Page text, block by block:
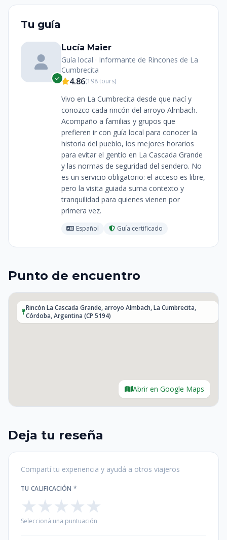
Tu guía
Lucía Maier
Guía local · Informante de Rincones de La
Cumbrecita
4.86(198 tours)
Vivo en La Cumbrecita desde que nací y
conozco cada rincón del arroyo Almbach.
Acompaño a familias y grupos que
prefieren ir con guía local para conocer la
historia del pueblo, los mejores horarios
para evitar el gentío en La Cascada Grande
y las normas de seguridad del sendero. No
es un servicio obligatorio: el acceso es libre,
pero la visita guiada suma contexto y
tranquilidad para quienes vienen por
primera vez.
Español Guía certificado
Punto de encuentro
Rincón La Cascada Grande, arroyo Almbach, La Cumbrecita,
Córdoba, Argentina (CP 5194)
Abrir en Google Maps
Deja tu reseña
Compartí tu experiencia y ayudá a otros viajeros
TU CALIFICACIÓN *
★★★★★
Seleccioná una puntuación